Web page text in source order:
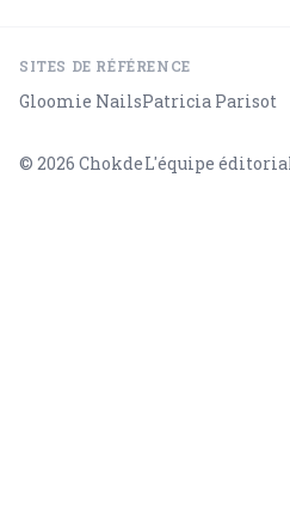
SITES DE RÉFÉRENCE
Gloomie NailsPatricia Parisot
© 2026 ChokdeL'équipe